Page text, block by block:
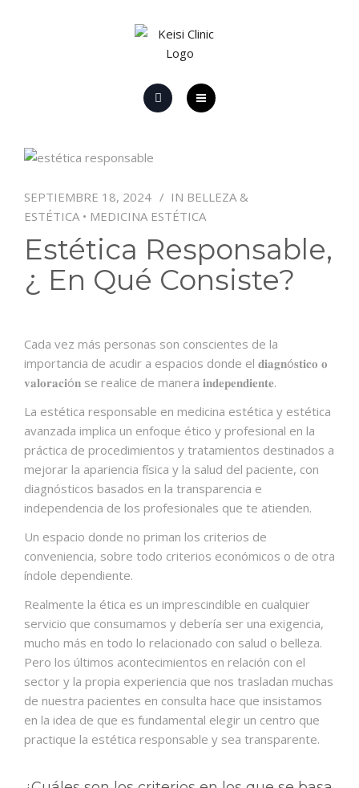
EL CENTRO
PROMOCIONES Y OFERTAS
PROMOCIONES LÁSER
CONTACTO
SEPTIEMBRE 18, 2024 IN BELLEZA &
ESTÉTICA • MEDICINA ESTÉTICA
Estética Responsable,
¿ En Qué Consiste?
Cada vez más personas son conscientes de la
importancia de acudir a espacios donde el 𝐝𝐢𝐚𝐠𝐧ó𝐬𝐭𝐢𝐜𝐨 𝐨
𝐯𝐚𝐥𝐨𝐫𝐚𝐜𝐢ó𝐧 se realice de manera 𝐢𝐧𝐝𝐞𝐩𝐞𝐧𝐝𝐢𝐞𝐧𝐭𝐞.
La estética responsable en medicina estética y estética
avanzada implica un enfoque ético y profesional en la
práctica de procedimientos y tratamientos destinados a
mejorar la apariencia física y la salud del paciente, con
diagnósticos basados en la transparencia e
independencia de los profesionales que te atienden.
Un espacio donde no priman los criterios de
conveniencia, sobre todo criterios económicos o de otra
índole dependiente.
Realmente la ética es un imprescindible en cualquier
servicio que consumamos y debería ser una exigencia,
mucho más en todo lo relacionado con salud o belleza.
Pero los últimos acontecimientos en relación con el
sector y la propia experiencia que nos trasladan muchas
de nuestra pacientes en consulta hace que insistamos
en la idea de que es fundamental elegir un centro que
practique la estética responsable y sea transparente.